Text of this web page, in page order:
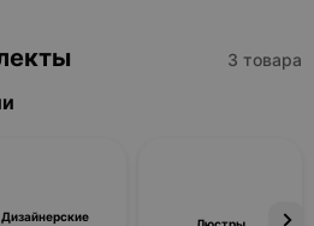
3 товара
Дизайнерские